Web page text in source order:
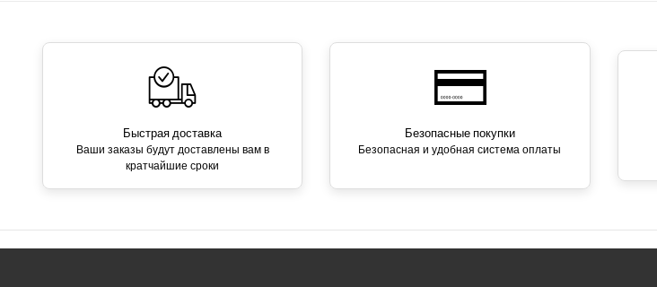
Быстрая доставка
Ваши заказы будут доставлены вам в
кратчайшие сроки
Безопасные покупки
Безопасная и удобная система оплаты